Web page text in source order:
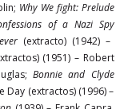
Why We fight: Prelude
of a Nazi Spy
(extracto) (1942) –
(1951) – Robert
Bonnie and Clyde
Day (extractos) (1996) –